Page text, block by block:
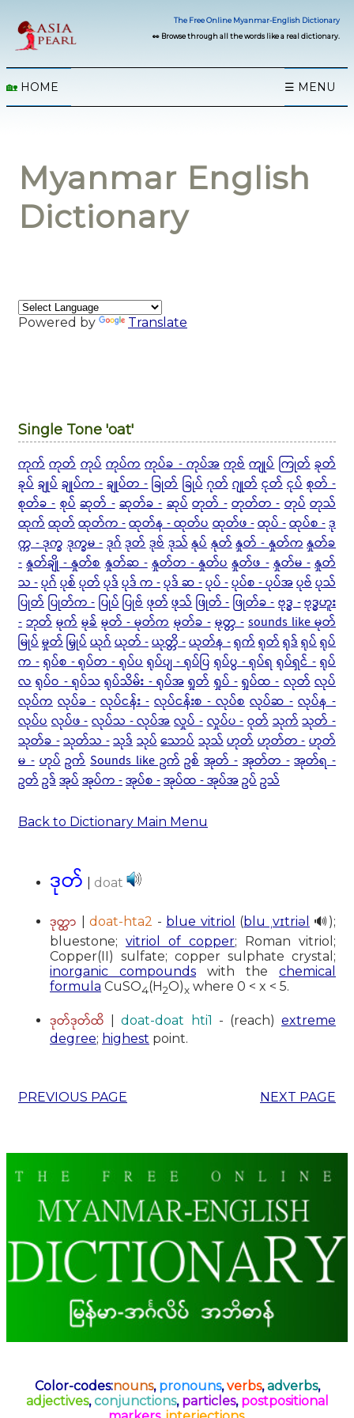
The Free Online Myanmar-English Dictionary
👀 Browse through all the words like a real dictionary.
🏡 HOME ☰ MENU
Myanmar English
Dictionary
Powered by Translate
Single Tone 'oat'
ကုက် ကုတ် ကုပ် ကုပ်က ကုပ်ခ - ကုပ်အ ကုဗ် ကျုပ် ကြုတ် ခုတ်
ခုပ် ချုပ် ချုပ်က - ချုပ်တ - ခြုတ် ခြုပ် ဂုတ် ဂျုတ် ငုတ် ငုပ် စုတ် -
စုတ်ခ - စုပ် ဆုတ် - ဆုတ်ခ - ဆုပ် တုတ် - တုတ်တ - တုပ် တုသ်
ထုက်ထုတ်ထုတ်က -ထုတ်န - ထုတ်ပထုတ်ဖ -ထုပ် -ထုပ်စ -ဒု
က္က - ဒုက္ခဒုက္ခမ -ဒုဂ်ဒုတ်ဒုဗ်ဒုသ်နုပ်နုတ်နှုတ် - နှုတ်ကနှုတ်ခ
- နှုတ်ချို - နှုတ်စ နှုတ်ဆ - နှုတ်တ - နှုတ်ပ နှုတ်ဖ - နှုတ်မ - နှုတ်
သ -ပုဂ်ပုစ်ပုတ်ပုဒ်ပုဒ် က -ပုဒ် ဆ -ပုပ် -ပုပ်စ - ပုပ်အပုဗ်ပုသ်
ပြုတ် ပြုတ်က - ပြုပ်ပြုဗ်ဖုတ်ဖုသ်ဖြုတ် -ဖြုတ်ခ -ဗုဒ္ဓ -ဗုဒ္ဓဟူး
- ဘုတ် မုက် မုခ် မုတ် - မုတ်က မုတ်ခ - မုတ္တ - sounds like မုတ်
မြုပ်မှုတ်မြှုပ်ယုဂ်ယုတ် -ယုတ္တိ -ယုတ်န -ရုက်ရုတ်ရုဒ်ရုပ်ရုပ်
က -ရုပ်စ -ရုပ်တ - ရုပ်ပရုပ်ပျ - ရုပ်ပြ ရုပ်ပွ - ရုပ်ရရုပ်ရှင် -ရုပ်
လ ရုပ်ဝ - ရုပ်သ ရုပ်သိမ်း - ရုပ်အ ရှုတ် ရှုပ် - ရှုပ်ထ - လုတ် လုပ်
လုပ်က လုပ်ခ - လုပ်ငန်း - လုပ်ငန်းစ - လုပ်စ လုပ်ဆ - လုပ်န -
လုပ်ပလုပ်ဖ -လုပ်သ - လုပ်အလှုပ် -လှုပ်ပ -ဝုတ်သုက်သုတ် -
သုတ်ခ -သုတ်သ -သုဒ်သုပ်သောပ်သုသ်ဟုတ်ဟုတ်တ -ဟုတ်
မ - ဟုပ် ဥက် Sounds like ဥက် ဥစ် အုတ် - အုတ်တ - အုတ်ရ -
ဥတ်ဥဒ်အုပ်အုပ်က -အုပ်စ -အုပ်ထ - အုပ်အဥပ်ဥသ်
Back to Dictionary Main Menu
ဒုတ် doat
ဒုတ္ထာ |doat-hta2 - blue vitriol (blu ˌvɪtriəl
🔊);
bluestone; vitriol of copper; Roman vitriol;
Copper(II) sulfate; copper sulphate crystal;
inorganic compounds with the chemical
formula CuSO4(H2O)x where 0 < x < 5.
ဒုတ်ဒုတ်ထိ |doat-doat hti1 - (reach)extreme
degree; highest point.
PREVIOUS PAGE NEXT PAGE
Color-codes:nouns, pronouns,verbs,adverbs,
adjectives,conjunctions, particles, postpositional